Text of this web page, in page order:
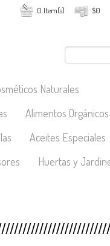
$0
0 Item(s)
Naturales
Alimentos Orgánicos
Aceites Especiales
Huertas y